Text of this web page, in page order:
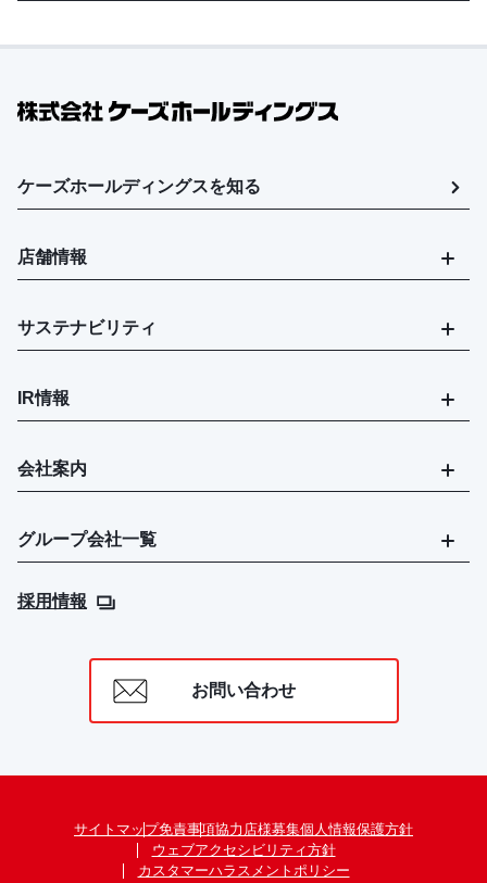
ケーズホールディングスを知る
店舗情報
サステナビリティ
IR情報
会社案内
グループ会社一覧
採用情報
お問い合わせ
サイトマップ免責事項協力店様募集個人情報保護方針
ウェブアクセシビリティ方針
カスタマーハラスメントポリシー